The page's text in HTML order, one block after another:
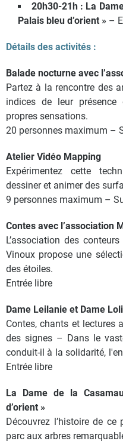
20h30-21h : La
Palais bleu d’orient » –
Détails des activités :
Balade nocturne avec
Partez à la rencontre des
indices de leur
propres sensations.
20 personnes maximum –
Atelier Vidéo Mapping
Expérimentez cette
dessiner et animer des
9 personnes maximum –
Contes avec l’association
L’association des
Vinoux propose une
des étoiles.
Entrée libre
Dame Leilanie et Dame
Contes, chants et lectures
des signes – Dans le
conduit-il à la solidarité,
Entrée libre
La Dame de la
d’orient »
Découvrez l’histoire de
parc aux arbres